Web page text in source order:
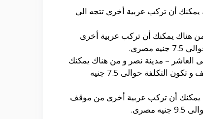
أن تركب عربية أخرى تتجه الى
من هناك يمكنك أن تركب عربية أخرى
العاشر – مدينة نصر و من هناك يمكنك
أن تركب عربية أخرى من عند أول الشباب و التى تتجه الى القطامية و تستغرق مدة الوصول حوالى ساعة و نصف و تكون التكلفة حوالى 7.5 جنيه
يمكنك أن تركب عربية أخرى من موقف